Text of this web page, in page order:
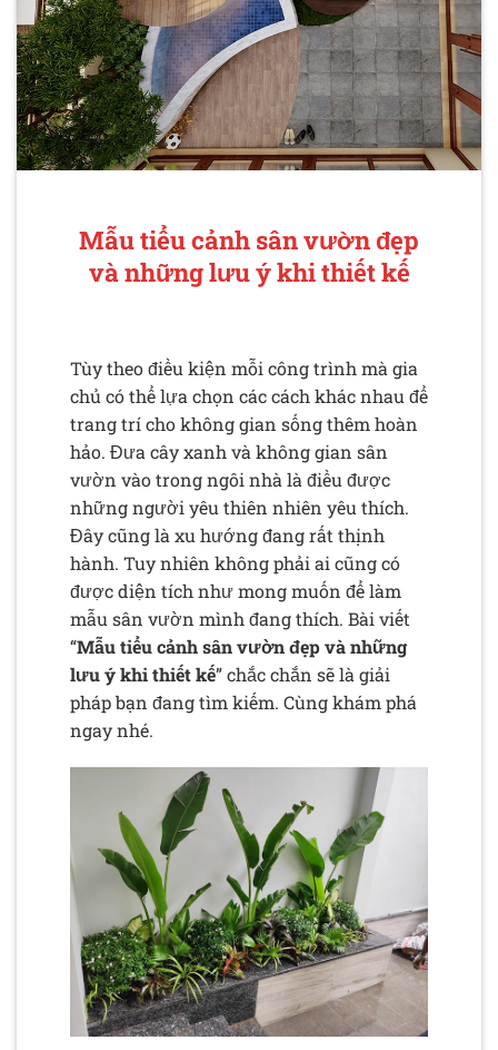
Mẫu tiểu cảnh sân vườn đẹp
và những lưu ý khi thiết kế
Tùy theo điều kiện mỗi công trình mà gia
chủ có thể lựa chọn các cách khác nhau để
trang trí cho không gian sống thêm hoàn
hảo. Đưa cây xanh và không gian sân
vườn vào trong ngôi nhà là điều được
những người yêu thiên nhiên yêu thích.
Đây cũng là xu hướng đang rất thịnh
hành. Tuy nhiên không phải ai cũng có
được diện tích như mong muốn để làm
mẫu sân vườn mình đang thích. Bài viết
“Mẫu tiểu cảnh sân vườn đẹp và những
lưu ý khi thiết kế” chắc chắn sẽ là giải
pháp bạn đang tìm kiếm. Cùng khám phá
ngay nhé.